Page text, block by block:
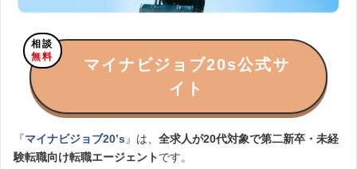
相談
無料
マイナビジョブ20s公式サ
イト
『マイナビジョブ20’s 』は、 全求人が20代対象で第二新卒・未経
験転職向け転職エージェントです。